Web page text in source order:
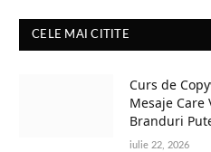
CELE MAI CITITE
Curs de
Mesaje Care
Branduri
iulie 22, 2026